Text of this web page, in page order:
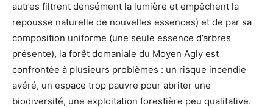
autres filtrent densément la lumière et empêchent la
repousse naturelle de nouvelles essences) et de par sa
composition uniforme (une seule essence d’arbres
présente), la forêt domaniale du Moyen Agly est
confrontée à plusieurs problèmes : un risque incendie
avéré, un espace trop pauvre pour abriter une
biodiversité, une exploitation forestière peu qualitative.